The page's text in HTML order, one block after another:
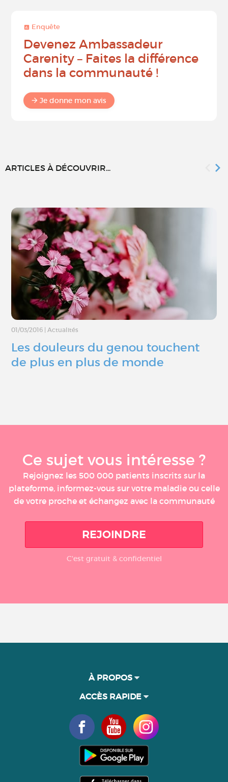
Enquête
Devenez Ambassadeur
Carenity – Faites la différence
dans la communauté !
Je donne mon avis
ARTICLES À DÉCOUVRIR...
01/03/2016 | Actualités
Les douleurs du genou touchent
de plus en plus de monde
Ce sujet vous intéresse ?
Rejoignez les 500 000 patients inscrits sur la
plateforme, informez-vous sur votre maladie ou celle
de votre proche et échangez avec la communauté
REJOINDRE
C'est gratuit & confidentiel
À PROPOS
ACCÈS RAPIDE